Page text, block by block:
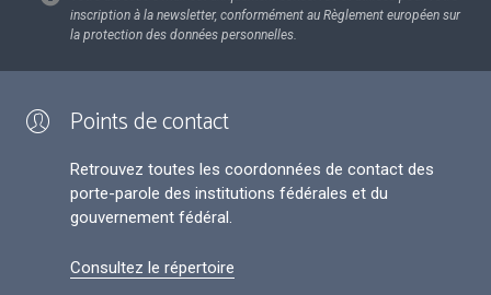
inscription à la newsletter, conformément au Règlement européen sur
la protection des données personnelles.
Points de contact
Retrouvez toutes les coordonnées de contact des
porte-parole des institutions fédérales et du
gouvernement fédéral.
Consultez le répertoire